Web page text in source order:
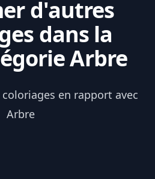
d'autres
dans la
Arbre
en rapport avec
Arbre